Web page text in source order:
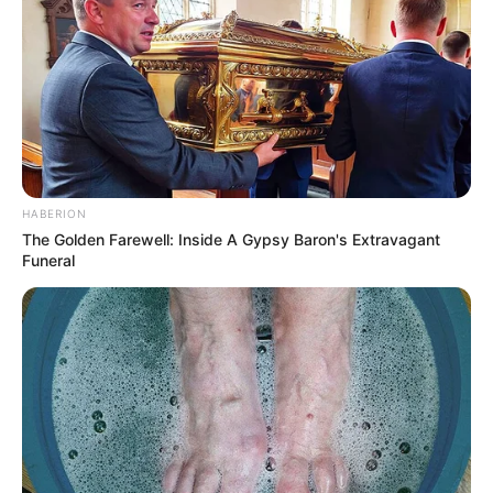
ΠΟΤΕ ΔΕΝ ΠΡΟΚΕΙΤΕ ΝΑ ΑΝΑΚΟΙΝΩΣΕΙ Ο
ΤΡΑΜΠ ΤΟ ΣΧΕΔΙΟ ΣΕ ΚΑΠΟΙΑ ΟΜΙΛΙΑ
ΤΟΥ.
HABERION
The Golden Farewell: Inside A Gypsy Baron's Extravagant
Funeral